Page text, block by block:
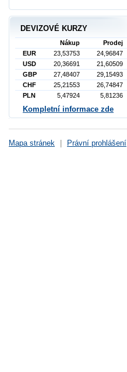
DEVIZOVÉ KURZY
Nákup
Prodej
EUR
23,53753
24,96847
USD
20,36691
21,60509
GBP
27,48407
29,15493
CHF
25,21553
26,74847
PLN
5,47924 5,81236
Kompletní informace zde
Mapa stránek Právní prohlášení